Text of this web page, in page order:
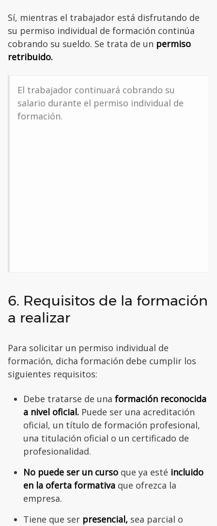
Sí, mientras el trabajador está disfrutando de
su permiso individual de formación continúa
cobrando su sueldo. Se trata de un permiso
retribuido.
El trabajador continuará cobrando su
salario durante el permiso individual de
formación.
6. Requisitos de la formación
a realizar
Para solicitar un permiso individual de
formación, dicha formación debe cumplir los
siguientes requisitos:
Debe tratarse de una formación reconocida
a nivel oficial. Puede ser una acreditación
oficial, un título de formación profesional,
una titulación oficial o un certificado de
profesionalidad.
No puede ser un curso que ya esté incluido
en la oferta formativa que ofrezca la
empresa.
Tiene que ser presencial, sea parcial o